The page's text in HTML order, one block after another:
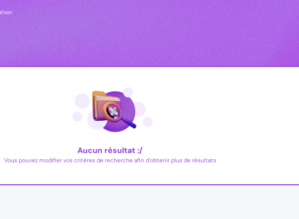
Aucun résultat :/
Vous pouvez modifier vos critères de recherche afin d'obtenir plus de résultats